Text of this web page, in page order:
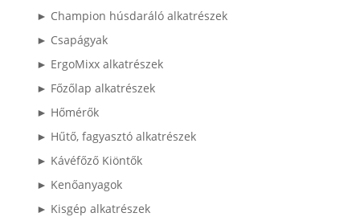
► Champion húsdaráló alkatrészek
► Csapágyak
► ErgoMixx alkatrészek
► Főzőlap alkatrészek
► Hőmérők
► Hűtő, fagyasztó alkatrészek
► Kávéfőző Kiöntők
► Kenőanyagok
► Kisgép alkatrészek